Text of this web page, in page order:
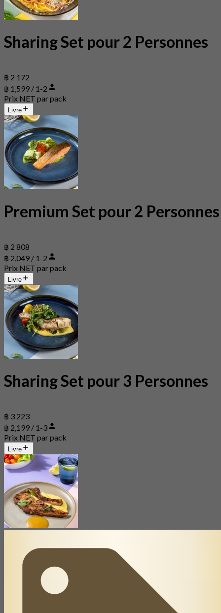
Sharing Set pour 2 Personnes
฿ 2 172
฿ 1,599 / 1-2
Prix NET par pack
Livre
Premium Set pour 2 Personnes
฿ 2 808
฿ 2,049 / 1-2
Prix NET par pack
Livre
Sharing Set pour 3 Personnes
฿ 3 223
฿ 2,199 / 1-3
Prix NET par pack
Livre